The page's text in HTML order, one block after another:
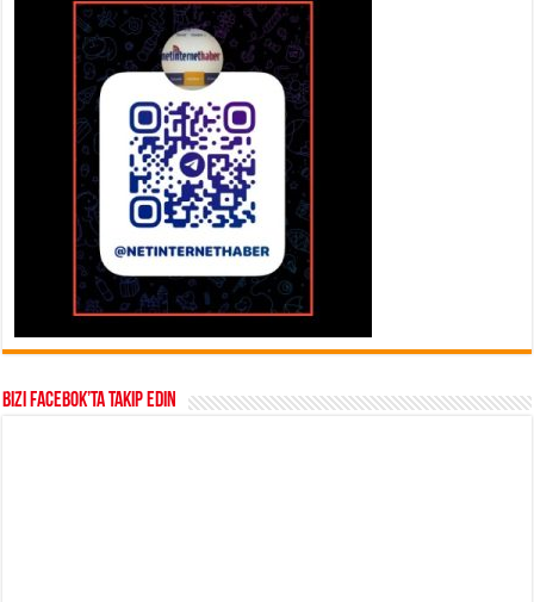
Bizi Facebok’ta takip edin